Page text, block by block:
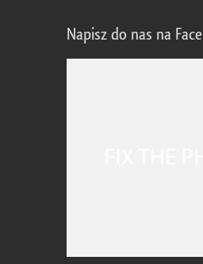
Napisz do nas na